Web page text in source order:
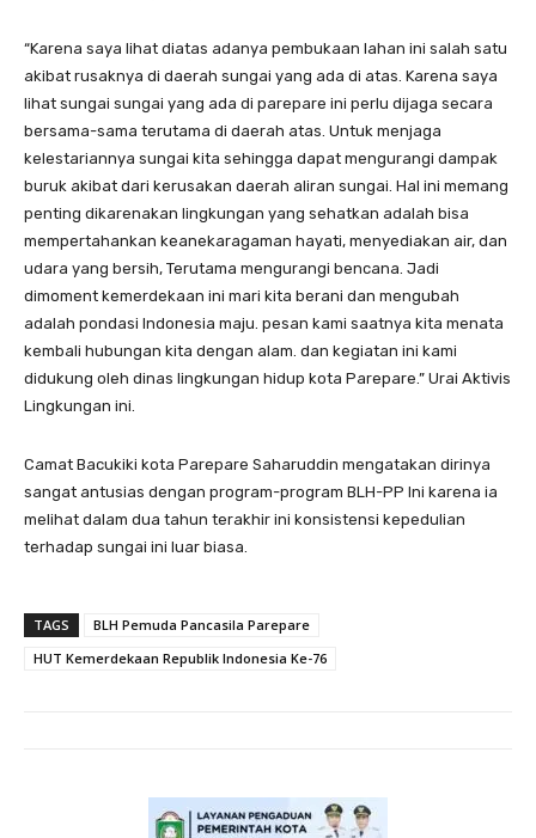
“Karena saya lihat diatas adanya pembukaan lahan ini salah satu
akibat rusaknya di daerah sungai yang ada di atas. Karena saya
lihat sungai sungai yang ada di parepare ini perlu dijaga secara
bersama-sama terutama di daerah atas. Untuk menjaga
kelestariannya sungai kita sehingga dapat mengurangi dampak
buruk akibat dari kerusakan daerah aliran sungai. Hal ini memang
penting dikarenakan lingkungan yang sehatkan adalah bisa
mempertahankan keanekaragaman hayati, menyediakan air, dan
udara yang bersih, Terutama mengurangi bencana. Jadi
dimoment kemerdekaan ini mari kita berani dan mengubah
adalah pondasi Indonesia maju. pesan kami saatnya kita menata
kembali hubungan kita dengan alam. dan kegiatan ini kami
didukung oleh dinas lingkungan hidup kota Parepare.” Urai Aktivis
Lingkungan ini.
Camat Bacukiki kota Parepare Saharuddin mengatakan dirinya
sangat antusias dengan program-program BLH-PP Ini karena ia
melihat dalam dua tahun terakhir ini konsistensi kepedulian
terhadap sungai ini luar biasa.
TAGS
BLH Pemuda Pancasila Parepare
HUT Kemerdekaan Republik Indonesia Ke-76